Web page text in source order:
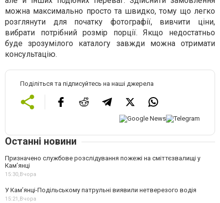
можна максимально просто та швидко, тому що легко
розглянути для початку фотографії, вивчити ціни,
вибрати потрібний розмір порції. Якщо недостатньо
буде зрозумілого каталогу завжди можна отримати
консультацію.
Поділіться та підписуйтесь на наші джерела
Останні новини
Призначено службове розслідування пожежі на сміттєзвалищі у
Кам’янці
15:30,Вчора
У Кам’янці-Подільському патрульні виявили нетверезого водія
15:21,Вчора